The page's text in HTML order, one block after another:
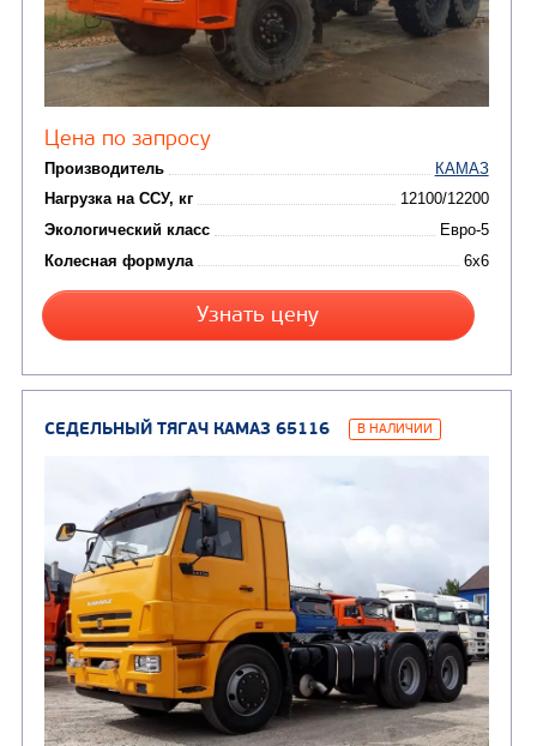
АВТОБУСЫ
Вахтовые автобусы(3)
АВТОЦИСТЕРНЫ
Автотопливозаправщики
CHAMELEON (г. Егорьевск)(8)
Автогудронаторы
КОММУНАЛЬНАЯ
ТЕХНИКА
Комбинированные
машины (18)
Каналопромывочные
Комбинированные
(24)
СЕДЕЛЬНЫЙ ТЯГАЧ КАМАЗ 53504